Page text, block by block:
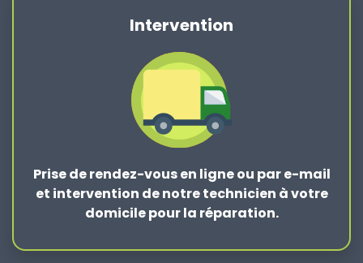
Intervention
Prise de rendez-vous en ligne ou par e-mail
et intervention de notre technicien à votre
domicile pour la réparation.